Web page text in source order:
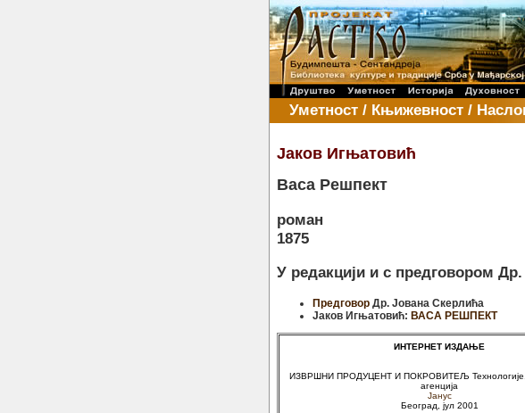
Уметност / Књижевност /
Јаков Игњатовић
Васа Решпект
рoман
1875
У редакцији и с предговором
Предговор Др. Јована Скерлића
Јаков Игњатовић: ВАСА РЕШПЕКТ
ИНТЕРНЕТ ИЗДАЊЕ
ИЗВРШНИ ПРОДУЦЕНТ И ПОКРОВИТЕЉ
агенција
Јанус
Београд, јул2001